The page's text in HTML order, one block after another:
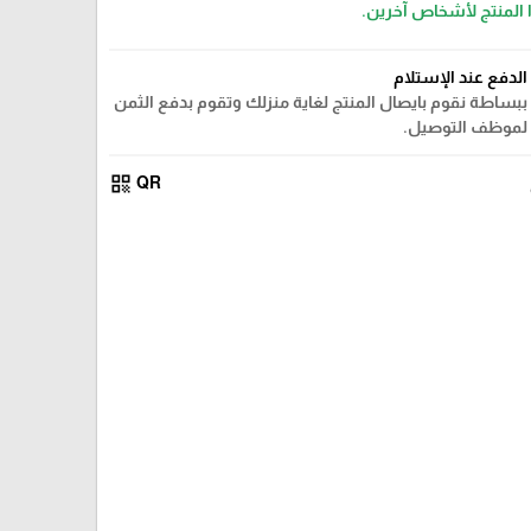
المنتج لأشخاص آخرين.
الدفع عند الإستلام
ببساطة نقوم بايصال المنتج لغاية منزلك وتقوم بدفع الثمن
لموظف التوصيل.
QR
qr_code